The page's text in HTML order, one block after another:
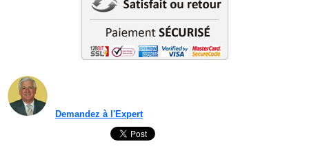
Demandez à l'Expert